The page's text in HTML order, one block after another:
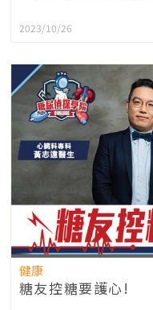
2023/10/26
健康
糖友控糖要護心!